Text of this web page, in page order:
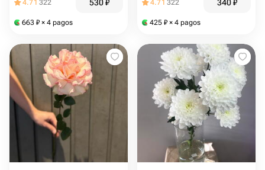
4.71 322 530₽
663 ₽ × 4 pagos
4.71 322 340₽
425 ₽ × 4 pagos